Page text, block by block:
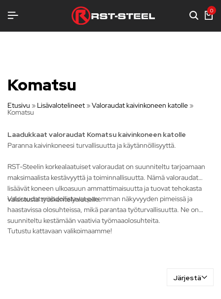
VARUSTELUA
VARUSTELUA
VARUSTELUA 0
Komatsu
Etusivu » Lisävalotelineet »Valoraudat kaivinkoneen katolle »
Komatsu
Laadukkaat valoraudat Komatsu kaivinkoneen katolle
Paranna kaivinkoneesi turvallisuutta ja käytännöllisyyttä.
RST-Steelin korkealaatuiset valoraudat on suunniteltu tarjoamaan
maksimaalista kestävyyttä ja toiminnallisuutta. Nämä valoraudat
lisäävät koneen ulkoasuun ammattimaisuutta ja tuovat tehokasta
valaistusta työskentelyalueelle.
Valoraudat mahdollistavat paremman näkyvyyden pimeissä ja
haastavissa olosuhteissa, mikä parantaa työturvallisuutta. Ne on
suunniteltu kestämään vaativia työmaaolosuhteita.
Tutustu kattavaan valikoimaamme!
Järjestä